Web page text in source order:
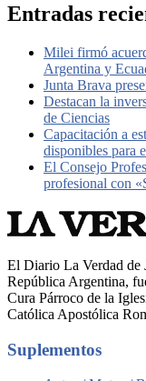
Entradas
Milei firmó
Argentina y
Junta Brava
Destacan la
de Ciencias
Capacitación a
disponibles para
El Consejo
profesional con
El Diario La Verdad de
República Argentina,
Cura Párroco de la
Católica Apostólica
Suplementos